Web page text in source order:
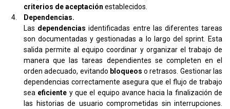
criterios de aceptación establecidos.
Dependencias.
Las dependencias identificadas entre las diferentes tareas
son documentadas y gestionadas a lo largo del sprint. Esta
salida permite al equipo coordinar y organizar el trabajo de
manera que las tareas dependientes se completen en el
orden adecuado, evitando bloqueos o retrasos. Gestionar las
dependencias correctamente asegura que el flujo de trabajo
sea eficiente y que el equipo avance hacia la finalización de
las historias de usuario comprometidas sin interrupciones.